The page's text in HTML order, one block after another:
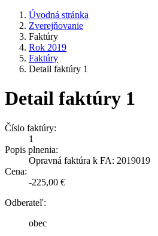
Úvodná stránka
Zverejňovanie
Faktúry
Rok 2019
Faktúry
Detail faktúry 1
Detail faktúry 1
Číslo faktúry:
1
Popis plnenia:
Opravná faktúra k FA: 2019019
Cena:
-225,00 €
Odberateľ:
obec